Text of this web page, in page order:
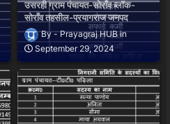
उसरही ग्राम पंचायत-सोराँव ब्लॉक-
सोराँव तहसील-प्रयागराज जनपद
Prayagraj HUB
September 29, 2024